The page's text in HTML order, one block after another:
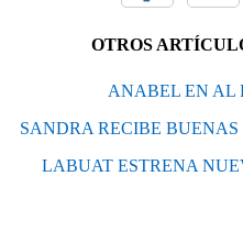
OTROS
ANABEL EN AL
SANDRA RECIBE BUENAS
LABUAT ESTRENA